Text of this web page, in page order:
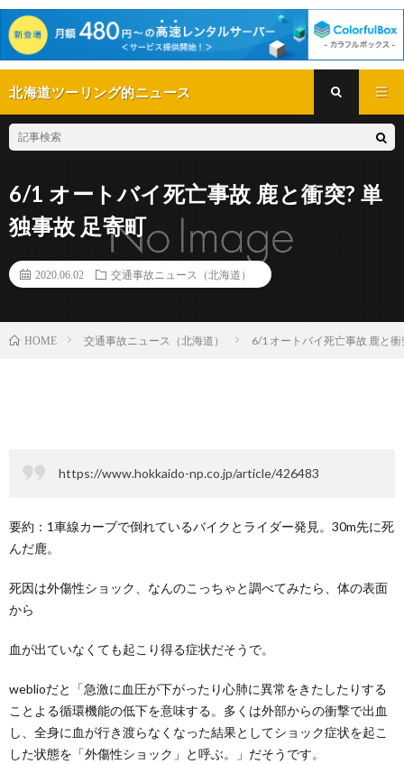
北海道ツーリング的ニュース
6/1 オートバイ死亡事故 鹿と衝突? 単
独事故 足寄町
2020.06.02 交通事故ニュース（北海道）
HOME 交通事故ニュース（北海道） 6/1 オートバイ死亡事故 鹿と衝
https://www.hokkaido-np.co.jp/article/426483
要約：1車線カーブで倒れているバイクとライダー発見。30m先に死
んだ鹿。
死因は外傷性ショック、なんのこっちゃと調べてみたら、体の表面
から
血が出ていなくても起こり得る症状だそうで。
weblioだと「急激に血圧が下がったり心肺に異常をきたしたりする
ことよる循環機能の低下を意味する。多くは外部からの衝撃で出血
し、全身に血が行き渡らなくなった結果としてショック症状を起こ
した状態を「外傷性ショック」と呼ぶ。」だそうです。